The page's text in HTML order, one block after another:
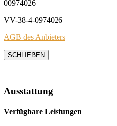
00974026
VV-38-4-0974026
AGB des Anbieters
SCHLIEẞEN
Ausstattung
Verfügbare Leistungen